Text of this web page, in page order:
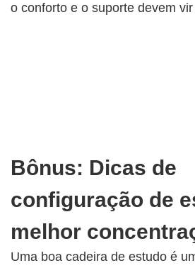
o conforto e o suporte devem
Bônus: Dicas de
configuração de
melhor
Uma boa cadeira de estudo é